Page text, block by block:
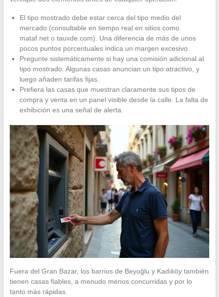
El tipo mostrado debe estar cerca del tipo medio del
mercado (consultable en tiempo real en sitios como
mataf.net o tauxde.com). Una diferencia de más de unos
pocos puntos porcentuales indica un margen excesivo.
Pregunte sistemáticamente si hay una comisión adicional al
tipo mostrado. Algunas casas anuncian un tipo atractivo, y
luego añaden tarifas fijas.
Prefiera las casas que muestran claramente sus tipos de
compra y venta en un panel visible desde la calle. La falta de
exhibición es una señal de alerta.
Fuera del Gran Bazar, los barrios de Beyoğlu y Kadıköy también
tienen casas fiables, a menudo menos concurridas y por lo
tanto más rápidas.